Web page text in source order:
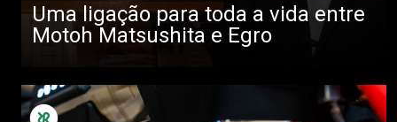
Uma ligação para toda a vida entre
Motoh Matsushita e Egro